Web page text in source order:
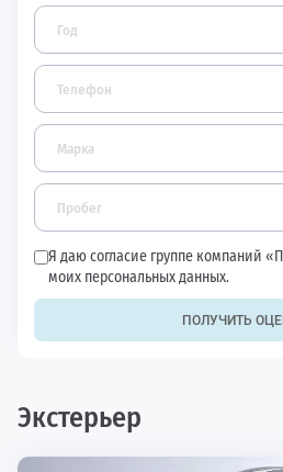
Я даю согласие группе компаний
моих персональных данных.
ПОЛУЧИТЬ
Экстерьер